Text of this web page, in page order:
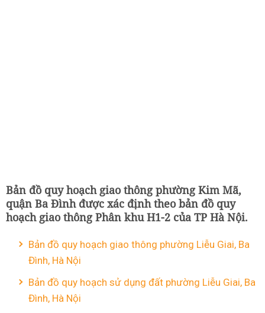
Bản đồ quy hoạch giao thông phường Kim Mã,
quận Ba Đình được xác định theo bản đồ quy
hoạch giao thông Phân khu H1-2 của TP Hà Nội.
Bản đồ quy hoạch giao thông phường Liễu Giai, Ba
Đình, Hà Nội
Bản đồ quy hoạch sử dụng đất phường Liễu Giai, Ba
Đình, Hà Nội